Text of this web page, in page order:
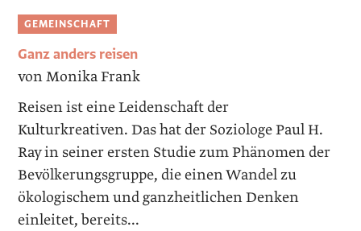
GEMEINSCHAFT
Ganz anders reisen
von Monika Frank
Reisen ist eine Leidenschaft der
Kulturkreativen. Das hat der ­Soziologe Paul H.
Ray in seiner ersten Studie zum Phänomen der
Bevöl­kerungsgruppe, die einen Wandel zu
ökologischem und ganzheitlichen Denken
einleitet, bereits...